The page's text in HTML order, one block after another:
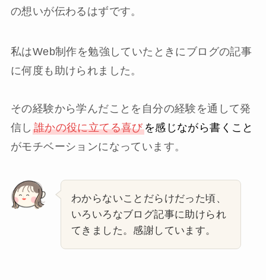
の想いが伝わるはずです。
私はWeb制作を勉強していたときにブログの記事
に何度も助けられました。
その経験から学んだことを自分の経験を通して発
信し 誰かの役に立てる喜びを感じながら書くこと
がモチベーションになっています。
わからないことだらけだった頃、
いろいろなブログ記事に助けられ
てきました。感謝しています。